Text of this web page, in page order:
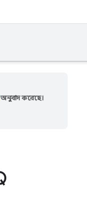
অনুবাদ করেছে।